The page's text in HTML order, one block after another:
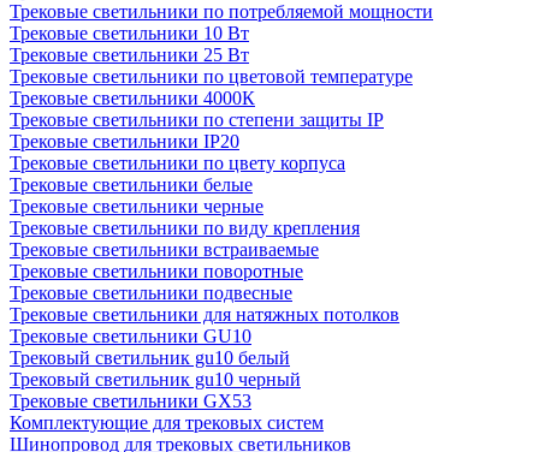
Трековые светильники по потребляемой мощности
Трековые светильники 10 Вт
Трековые светильники 25 Вт
Трековые светильники по цветовой температуре
Трековые светильники 4000К
Трековые светильники по степени защиты IP
Трековые светильники IP20
Трековые светильники по цвету корпуса
Трековые светильники белые
Трековые светильники черные
Трековые светильники по виду крепления
Трековые светильники встраиваемые
Трековые светильники поворотные
Трековые светильники подвесные
Трековые светильники для натяжных потолков
Трековые светильники GU10
Трековый светильник gu10 белый
Трековый светильник gu10 черный
Трековые светильники GX53
Комплектующие для трековых систем
Шинопровод для трековых светильников